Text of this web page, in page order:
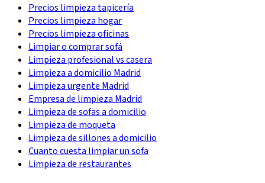
Precios limpieza tapicería
Precios limpieza hogar
Precios limpieza oficinas
Limpiar o comprar sofá
Limpieza profesional vs casera
Limpieza a domicilio Madrid
Limpieza urgente Madrid
Empresa de limpieza Madrid
Limpieza de sofas a domicilio
Limpieza de moqueta
Limpieza de sillones a domicilio
Cuanto cuesta limpiar un sofa
Limpieza de restaurantes